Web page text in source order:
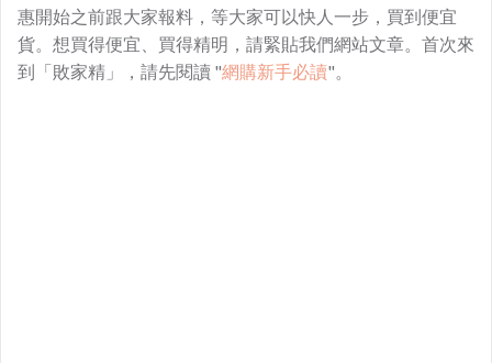
惠開始之前跟大家報料，等大家可以快人一步，買到便宜
貨。想買得便宜、買得精明，請緊貼我們網站文章。首次來
到「敗家精」，請先閱讀 "網購新手必讀"。